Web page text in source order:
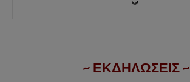
~ ΕΚΔΗΛΩΣΕΙΣ ~